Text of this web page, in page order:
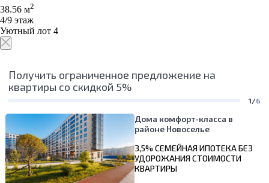
38.56 м2
4/9 этаж
Уютный лот 4
Получить ограниченное предложение на
квартиры со скидкой 5%
1/6
Дома комфорт-класса в
районе Новоселье
3,5% СЕМЕЙНАЯ ИПОТЕКА БЕЗ
УДОРОЖАНИЯ СТОИМОСТИ
КВАРТИРЫ